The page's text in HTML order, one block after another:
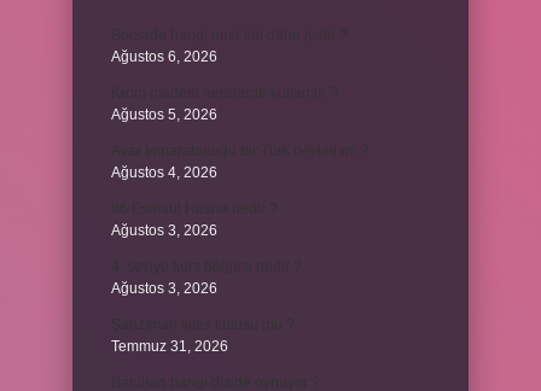
Ağustos 6, 2026
Ağustos 5, 2026
Ağustos 4, 2026
Ağustos 3, 2026
Ağustos 3, 2026
Temmuz 31, 2026